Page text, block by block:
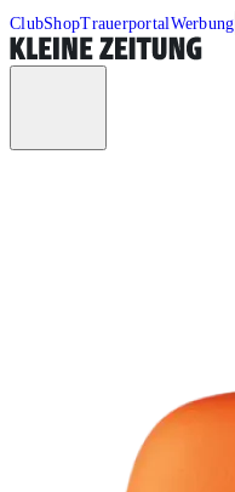
ClubShopTrauerportalWerbung